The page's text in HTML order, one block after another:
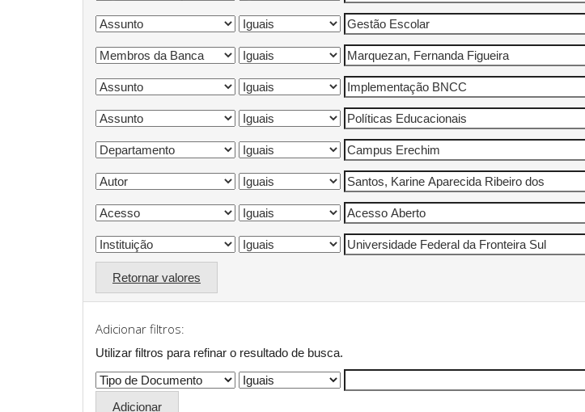
Retornar valores
Adicionar filtros:
Utilizar filtros para refinar o resultado de busca.